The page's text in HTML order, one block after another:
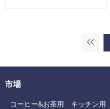
市場
コーヒー&お茶用 キッチン用